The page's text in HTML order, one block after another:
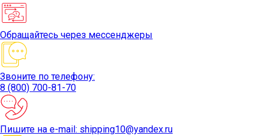
Обращайтесь через мессенджеры
Звоните по телефону:
8 (800) 700-81-70
Пишите на e-mail: shipping10@yandex.ru